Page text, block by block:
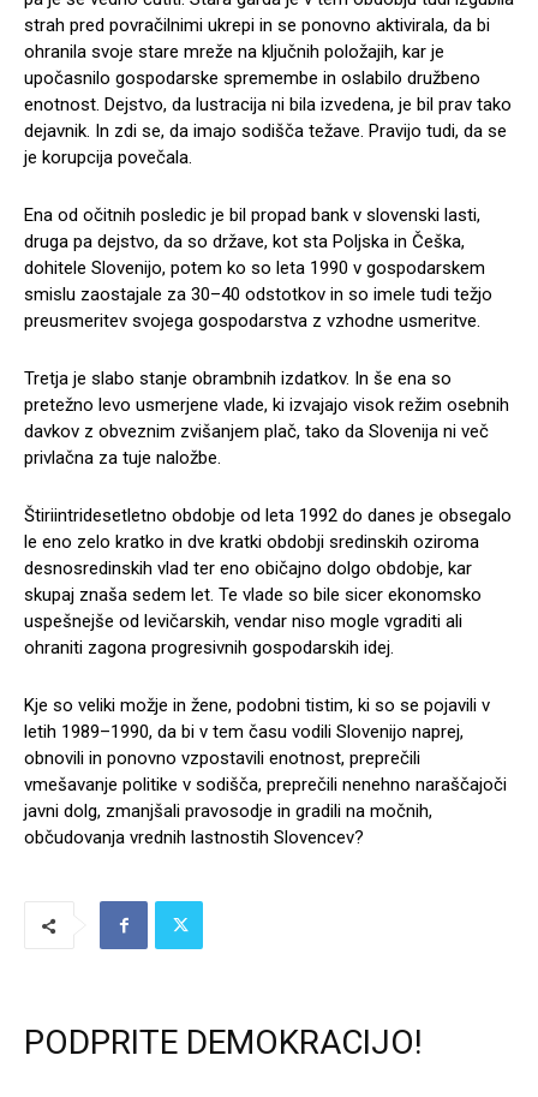
strah pred povračilnimi ukrepi in se ponovno aktivirala, da bi
ohranila svoje stare mreže na ključnih položajih, kar je
upočasnilo gospodarske spremembe in oslabilo družbeno
enotnost. Dejstvo, da lustracija ni bila izvedena, je bil prav tako
dejavnik. In zdi se, da imajo sodišča težave. Pravijo tudi, da se
je korupcija povečala.
Ena od očitnih posledic je bil propad bank v slovenski lasti,
druga pa dejstvo, da so države, kot sta Poljska in Češka,
dohitele Slovenijo, potem ko so leta 1990 v gospodarskem
smislu zaostajale za 30–40 odstotkov in so imele tudi težjo
preusmeritev svojega gospodarstva z vzhodne usmeritve.
Tretja je slabo stanje obrambnih izdatkov. In še ena so
pretežno levo usmerjene vlade, ki izvajajo visok režim osebnih
davkov z obveznim zvišanjem plač, tako da Slovenija ni več
privlačna za tuje naložbe.
Štiriintridesetletno obdobje od leta 1992 do danes je obsegalo
le eno zelo kratko in dve kratki obdobji sredinskih oziroma
desnosredinskih vlad ter eno običajno dolgo obdobje, kar
skupaj znaša sedem let. Te vlade so bile sicer ekonomsko
uspešnejše od levičarskih, vendar niso mogle vgraditi ali
ohraniti zagona progresivnih gospodarskih idej.
Kje so veliki možje in žene, podobni tistim, ki so se pojavili v
letih 1989–1990, da bi v tem času vodili Slovenijo naprej,
obnovili in ponovno vzpostavili enotnost, preprečili
vmešavanje politike v sodišča, preprečili nenehno naraščajoči
javni dolg, zmanjšali pravosodje in gradili na močnih,
občudovanja vrednih lastnostih Slovencev?
PODPRITE DEMOKRACIJO!